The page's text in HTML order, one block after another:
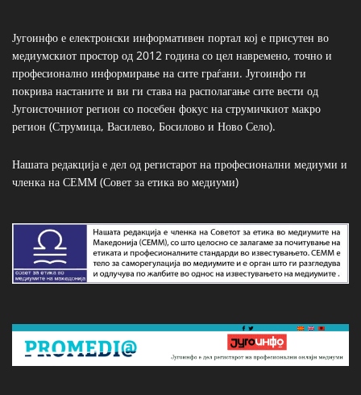
Југоинфо е електронски информативен портал кој е присутен во
медиумскиот простор од 2012 година со цел навремено, точно и
професионално информирање на сите граѓани. Југоинфо ги
покрива настаните и ви ги става на располагање сите вести од
Југоисточниот регион со посебен фокус на струмичкиот макро
регион (Струмица, Василево, Босилово и Ново Село).
Нашата редакција е дел од регистарот на професионални медиуми и
членка на СЕММ (Совет за етика во медиуми)